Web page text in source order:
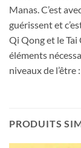
Manas. C’est
guérissent et
Qi Qong et le
éléments
niveaux de
PRODUITS